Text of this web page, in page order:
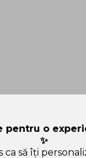
pentru o
✨
ca să îți